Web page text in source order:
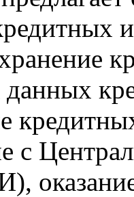
данных
с